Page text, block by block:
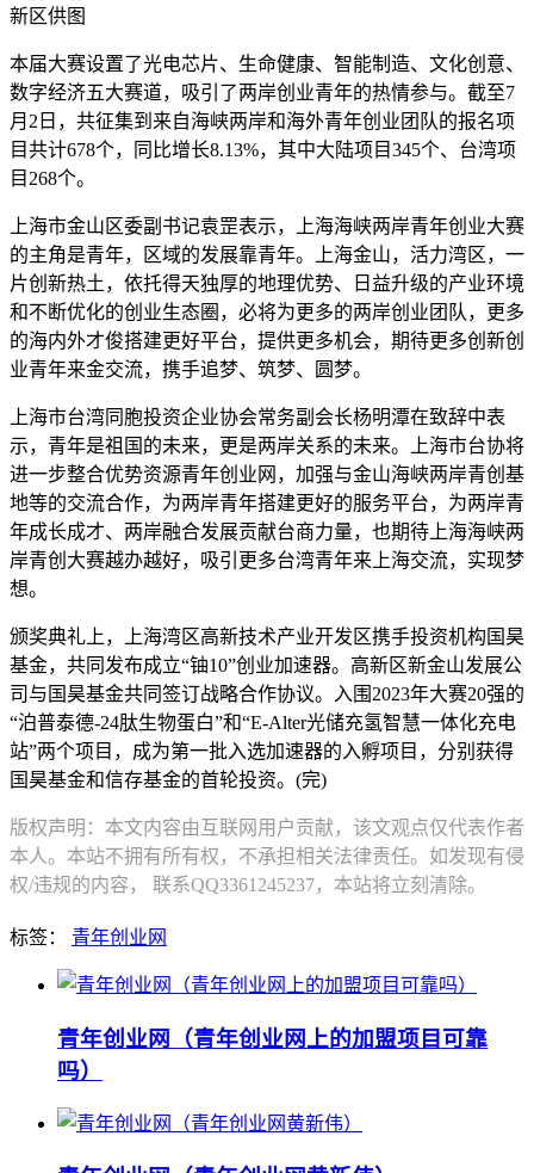
新区供图
本届大赛设置了光电芯片、生命健康、智能制造、文化创意、
数字经济五大赛道，吸引了两岸创业青年的热情参与。截至7
月2日，共征集到来自海峡两岸和海外青年创业团队的报名项
目共计678个，同比增长8.13%，其中大陆项目345个、台湾项
目268个。
上海市金山区委副书记袁罡表示，上海海峡两岸青年创业大赛
的主角是青年，区域的发展靠青年。上海金山，活力湾区，一
片创新热土，依托得天独厚的地理优势、日益升级的产业环境
和不断优化的创业生态圈，必将为更多的两岸创业团队，更多
的海内外才俊搭建更好平台，提供更多机会，期待更多创新创
业青年来金交流，携手追梦、筑梦、圆梦。
上海市台湾同胞投资企业协会常务副会长杨明潭在致辞中表
示，青年是祖国的未来，更是两岸关系的未来。上海市台协将
进一步整合优势资源青年创业网，加强与金山海峡两岸青创基
地等的交流合作，为两岸青年搭建更好的服务平台，为两岸青
年成长成才、两岸融合发展贡献台商力量，也期待上海海峡两
岸青创大赛越办越好，吸引更多台湾青年来上海交流，实现梦
想。
颁奖典礼上，上海湾区高新技术产业开发区携手投资机构国昊
基金，共同发布成立“铀10”创业加速器。高新区新金山发展公
司与国昊基金共同签订战略合作协议。入围2023年大赛20强的
“泊普泰德-24肽生物蛋白”和“E-Alter光储充氢智慧一体化充电
站”两个项目，成为第一批入选加速器的入孵项目，分别获得
国昊基金和信存基金的首轮投资。(完)
版权声明：本文内容由互联网用户贡献，该文观点仅代表作者
本人。本站不拥有所有权，不承担相关法律责任。如发现有侵
权/违规的内容， 联系QQ3361245237，本站将立刻清除。
标签： 青年创业网
青年创业网（青年创业网上的加盟项目可靠
吗）